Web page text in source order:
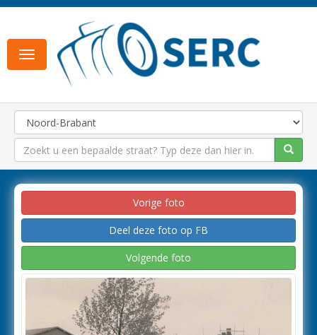
Toggle
navigation
Vorige foto
Deel deze foto op FB
Volgende foto